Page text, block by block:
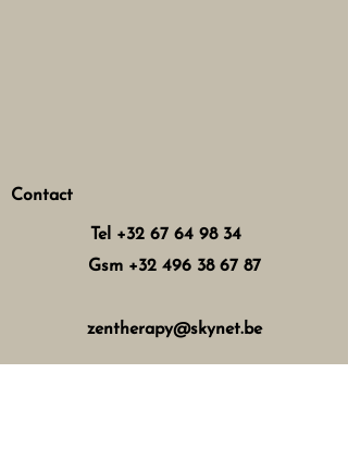
Contact
Tel +32 67 64 98 34
Gsm +32 496 38 67 87
zentherapy@skynet.be